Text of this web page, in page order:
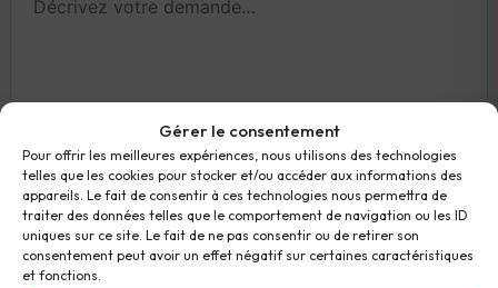
Gérer le consentement
Pour offrir les meilleures expériences, nous utilisons des technologies
telles que les cookies pour stocker et/ou accéder aux informations des
appareils. Le fait de consentir à ces technologies nous permettra de
traiter des données telles que le comportement de navigation ou les ID
uniques sur ce site. Le fait de ne pas consentir ou de retirer son
consentement peut avoir un effet négatif sur certaines caractéristiques
et fonctions.